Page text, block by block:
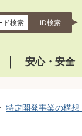
ド検索 ID検索
安心・安全
特定開発事業の構